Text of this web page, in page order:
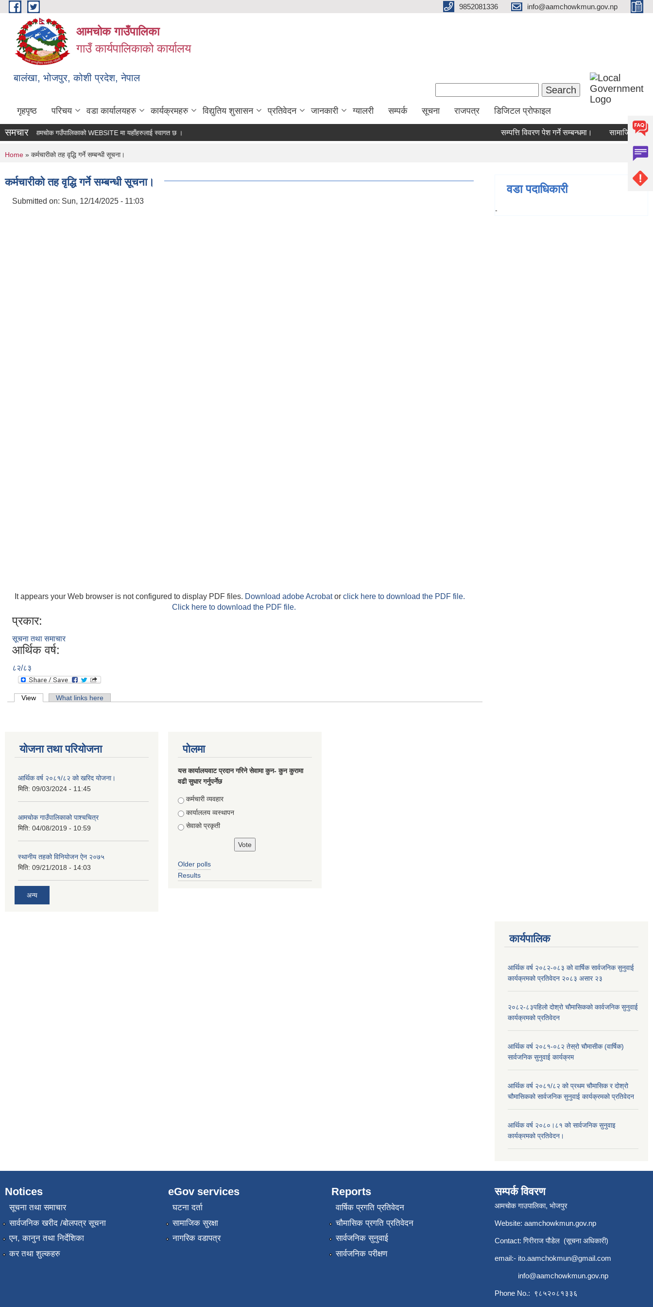
Skip to main content 9852081336 info@aamchowkmun.gov.np
आमचोक गाउँपालिका
गाउँ कार्यपालिकाको कार्यालय
बालंखा, भोजपुर, कोशी प्रदेश, नेपाल
गृहपृष्ठ परिचय वडा कार्यालयहरु कार्यक्रमहरु विद्युतिय शुसासन प्रतिवेदन जानकारी ग्यालरी सम्पर्क सूचना राजपत्र डिजिटल प्रोफाइल
आमचोक गउँपालिकाको WEBSITE मा यहाँहरुलाई स्वागत छ ।
समचार सम्पत्ति विवरण पेश गर्ने सम्बन्धमा। सामाजिक सुरक्षा
You are here
Home » कर्मचारीको तह वृद्धि गर्ने सम्बन्धी सूचना।
कर्मचारीको तह वृद्धि गर्ने सम्बन्धी सूचना।
Submitted on: Sun, 12/14/2025 - 11:03
It appears your Web browser is not configured to display PDF files. Download adobe Acrobator click here to download the PDF file.
Click here to download the PDF file.
प्रकार:
सूचना तथा समाचार
आर्थिक वर्ष:
८२/८३
Primary tabs
View (active tab)What links here
वडा पदाधिकारी
-
योजना तथा परियोजना
आर्थिक वर्ष २०८१/८२ को खरिद योजना।
मिति: 09/03/2024 - 11:45
आमचोक गाउँपालिकाको पाश्चचित्र
मिति: 04/08/2019 - 10:59
स्थानीय तहको विनियोजन ऐन २०७५
मिति: 09/21/2018 - 14:03
अन्य
पोलमा
यस कार्यालयवाट प्रदान गरिने सेवामा कुन- कुन कुरामा
वढी सुधार गर्नुपर्नेछ
Choices
कर्मचारी व्यवहार
कार्याललय व्वस्थापन
सेवाको प्रकृती
Older polls
Results
कार्यपालिक
आर्थिक वर्ष २०८२-०८३ को वार्षिक सार्वजनिक सुनुवाई
कार्यक्रमको प्रतिवेदन २०८३ असार २३
२०८२-८३पहिलो दोश्रो चौमासिकको कार्वजनिक सुनुवाई
कार्यक्रमको प्रतिवेदन
आर्थिक वर्ष २०८१-०८२ तेस्रो चौमासीक (वार्षिक)
सार्वजनिक सुनुवाई कार्यक्रम
आर्थिक वर्ष २०८१/८२ को प्रथम चौमासिक र दोश्रो
चौमासिकको सार्वजनिक सुनुवाई कार्यक्रमको प्रतिवेदन
आर्थिक वर्ष २०८०।८१ को सार्वजनिक सुनुवाइ
कार्यक्रमको प्रतिवेदन।
Notices
सूचना तथा समाचार
सार्वजनिक खरीद /बोलपत्र सूचना
एन, कानुन तथा निर्देशिका
कर तथा शुल्कहरु
eGov services
घटना दर्ता
सामाजिक सुरक्षा
नागरिक वडापत्र
Reports
वार्षिक प्रगति प्रतिवेदन
चौमासिक प्रगति प्रतिवेदन
सार्वजनिक सुनुवाई
सार्वजनिक परीक्षण
सम्पर्क विवरण
आमचोक गाउपालिका, भोजपुर
Website: aamchowkmun.gov.np
Contact: गिरीराज पौडेल (सूचना अधिकारी)
email:- ito.aamchokmun@gmail.com
info@aamchowkmun.gov.np
Phone No.: ९८५२०८१३३६